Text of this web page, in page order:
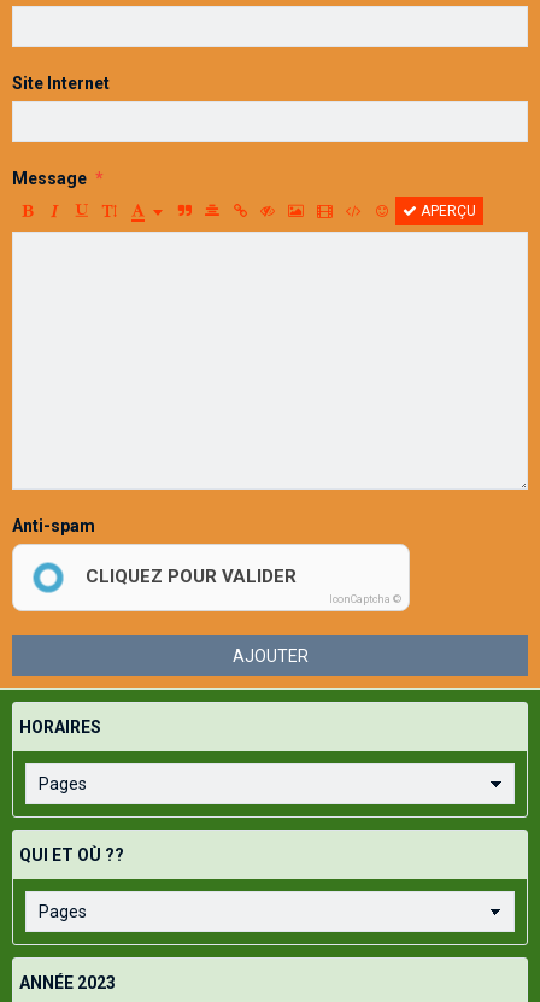
Site Internet
Message
APERÇU
Anti-spam
CLIQUEZ POUR VALIDER
IconCaptcha ©
AJOUTER
HORAIRES
QUI ET OÙ ??
ANNÉE 2023